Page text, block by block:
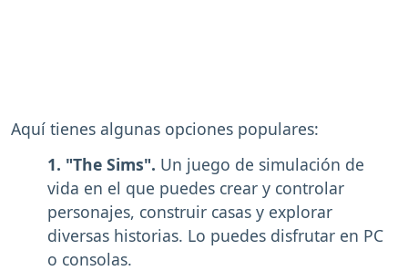
Aquí tienes algunas opciones populares:
1. "The Sims". Un juego de simulación de
vida en el que puedes crear y controlar
personajes, construir casas y explorar
diversas historias. Lo puedes disfrutar en PC
o consolas.